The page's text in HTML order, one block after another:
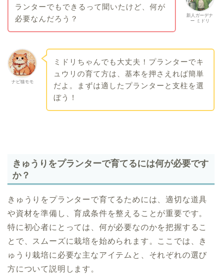
新人ガーデナ
ー ミドリ
ランターでもできるって聞いたけど、何が
必要なんだろう？
ナビ猫モモ
ミドリちゃんでも大丈夫！プランターでキ
ュウリの育て方は、基本を押さえれば簡単
だよ。まずは適したプランターと支柱を選
ぼう！
きゅうりをプランターで育てるには何が必要です
か？
きゅうりをプランターで育てるためには、適切な道具
や資材を準備し、育成条件を整えることが重要です。
特に初心者にとっては、何が必要なのかを把握するこ
とで、スムーズに栽培を始められます。ここでは、き
ゅうり栽培に必要な主なアイテムと、それぞれの選び
方について説明します。